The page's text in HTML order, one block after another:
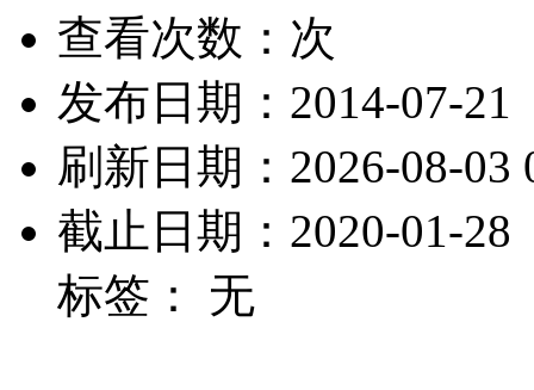
查看次数： 次
发布日期：2014-07-21
刷新日期：2026-08-03
截止日期：2020-01-28
标签： 无